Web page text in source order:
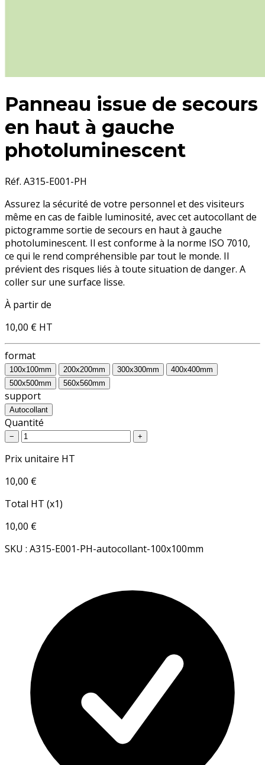
Panneau issue de secours
en haut à gauche
photoluminescent
Réf. A315-E001-PH
Assurez la sécurité de votre personnel et des visiteurs
même en cas de faible luminosité, avec cet autocollant de
pictogramme sortie de secours en haut à gauche
photoluminescent. Il est conforme à la norme ISO 7010,
ce qui le rend compréhensible par tout le monde. Il
prévient des risques liés à toute situation de danger. A
coller sur une surface lisse.
À partir de
10,00 € HT
format
100x100mm 200x200mm 300x300mm
400x400mm
500x500mm
560x560mm
support
Autocollant
Quantité
− +
Prix unitaire HT
10,00 €
Total HT (x1)
10,00 €
SKU : A315-E001-PH-autocollant-100x100mm